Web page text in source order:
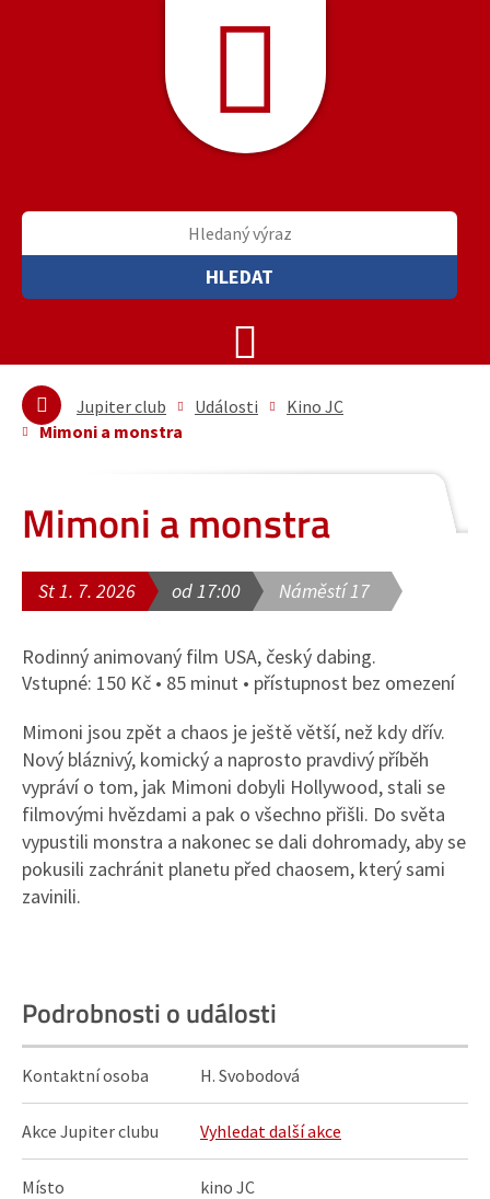
HLEDAT
Jupiter club Události
Kino JC
Mimoni a monstra
Mimoni a monstra
St 1. 7. 2026 od 17:00 Náměstí 17
Rodinný animovaný film USA, český dabing.
Vstupné: 150 Kč • 85 minut • přístupnost bez omezení
Mimoni jsou zpět a chaos je ještě větší, než kdy dřív.
Nový bláznivý, komický a naprosto pravdivý příběh
vypráví o tom, jak Mimoni dobyli Hollywood, stali se
filmovými hvězdami a pak o všechno přišli. Do světa
vypustili monstra a nakonec se dali dohromady, aby se
pokusili zachránit planetu před chaosem, který sami
zavinili.
Podrobnosti o události
Kontaktní osoba H. Svobodová
Akce Jupiter clubu Vyhledat další akce
Místo kino JC